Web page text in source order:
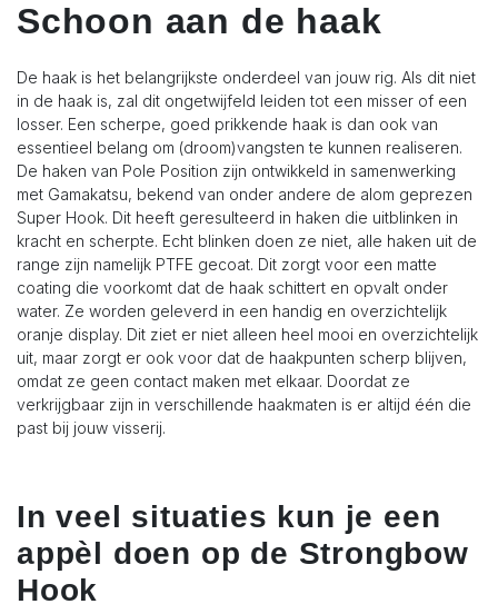
Schoon aan de haak
De haak is het belangrijkste onderdeel van jouw rig. Als dit niet
in de haak is, zal dit ongetwijfeld leiden tot een misser of een
losser. Een scherpe, goed prikkende haak is dan ook van
essentieel belang om (droom)vangsten te kunnen realiseren.
De haken van Pole Position zijn ontwikkeld in samenwerking
met Gamakatsu, bekend van onder andere de alom geprezen
Super Hook. Dit heeft geresulteerd in haken die uitblinken in
kracht en scherpte. Echt blinken doen ze niet, alle haken uit de
range zijn namelijk PTFE gecoat. Dit zorgt voor een matte
coating die voorkomt dat de haak schittert en opvalt onder
water. Ze worden geleverd in een handig en overzichtelijk
oranje display. Dit ziet er niet alleen heel mooi en overzichtelijk
uit, maar zorgt er ook voor dat de haakpunten scherp blijven,
omdat ze geen contact maken met elkaar. Doordat ze
verkrijgbaar zijn in verschillende haakmaten is er altijd één die
past bij jouw visserij.
In veel situaties kun je een
appèl doen op de Strongbow
Hook